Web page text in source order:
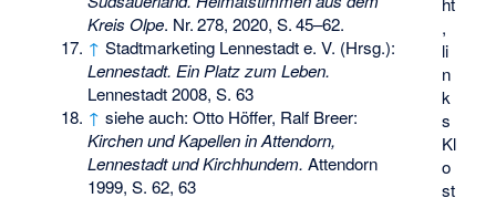
,
li
n
k
s
Kl
o
st
Kreis Olpe. Nr.278, 2020,S.45–62.
↑ Stadtmarketing Lennestadt e. V. (Hrsg.):
Lennestadt. Ein Platz zum Leben.
Lennestadt 2008, S. 63
↑ siehe auch: Otto Höffer, Ralf Breer:
Kirchen und Kapellen in Attendorn,
Lennestadt und Kirchhundem. Attendorn
1999, S. 62, 63